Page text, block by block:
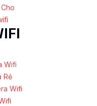
Wifi
Rẻ
Wifi